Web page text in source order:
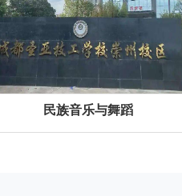
民族音乐与舞蹈